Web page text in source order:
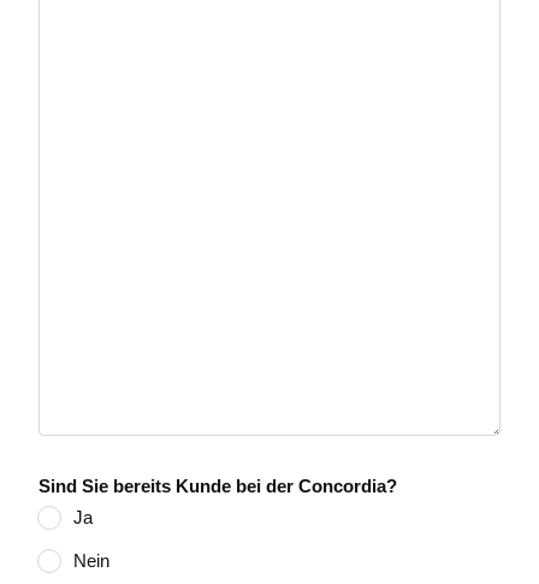
Sind Sie bereits Kunde bei der Concordia?
Ja
Nein